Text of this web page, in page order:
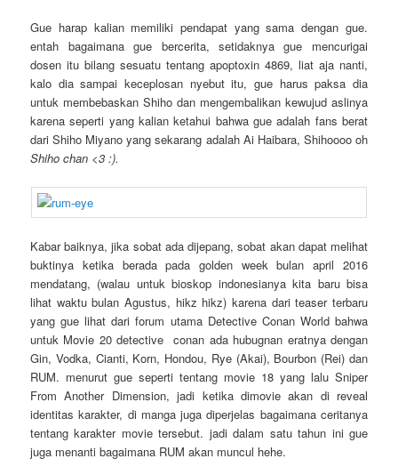
Gue harap kalian memiliki pendapat yang sama dengan gue.
entah bagaimana gue bercerita, setidaknya gue mencurigai
dosen itu bilang sesuatu tentang apoptoxin 4869, liat aja nanti,
kalo dia sampai keceplosan nyebut itu, gue harus paksa dia
untuk membebaskan Shiho dan mengembalikan kewujud aslinya
karena seperti yang kalian ketahui bahwa gue adalah fans berat
dari Shiho Miyano yang sekarang adalah Ai Haibara, Shihoooo oh
Shiho chan <3 :).
Kabar baiknya, jika sobat ada dijepang, sobat akan dapat melihat
buktinya ketika berada pada golden week bulan april 2016
mendatang, (walau untuk bioskop indonesianya kita baru bisa
lihat waktu bulan Agustus, hikz hikz) karena dari teaser terbaru
yang gue lihat dari forum utama Detective Conan World bahwa
untuk Movie 20 detective conan ada hubugnan eratnya dengan
Gin, Vodka, Cianti, Korn, Hondou, Rye (Akai), Bourbon (Rei) dan
RUM. menurut gue seperti tentang movie 18 yang lalu Sniper
From Another Dimension, jadi ketika dimovie akan di reveal
identitas karakter, di manga juga diperjelas bagaimana ceritanya
tentang karakter movie tersebut. jadi dalam satu tahun ini gue
juga menanti bagaimana RUM akan muncul hehe.